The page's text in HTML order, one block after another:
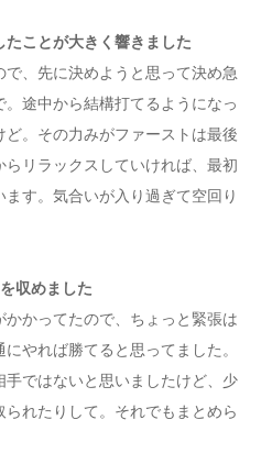
ことが大きく響きました
、先に決めようと思って決め急
途中から結構打てるようになっ
。その力みがファーストは最後
らリラックスしていければ、最初
す。気合いが入り過ぎて空回り
収めました
かってたので、ちょっと緊張は
やれば勝てると思ってました。
ではないと思いましたけど、少
れたりして。それでもまとめら